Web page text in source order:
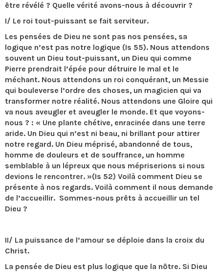
être révélé ? Quelle vérité avons-nous à découvrir ?
I/ Le roi tout-puissant se fait serviteur.
Les pensées de Dieu ne sont pas nos pensées, sa
logique n’est pas notre logique (Is 55). Nous attendons
souvent un Dieu tout-puissant, un Dieu qui comme
Pierre prendrait l’épée pour détruire le mal et le
méchant. Nous attendons un roi conquérant, un Messie
qui bouleverse l’ordre des choses, un magicien qui va
transformer notre réalité. Nous attendons une Gloire qui
va nous aveugler et aveugler le monde. Et que voyons-
nous ? : « Une plante chétive, enracinée dans une terre
aride. Un Dieu qui n’est ni beau, ni brillant pour attirer
notre regard. Un Dieu méprisé, abandonné de tous,
homme de douleurs et de souffrance, un homme
semblable à un lépreux que nous mépriserions si nous
devions le rencontrer. »(Is 52) Voilà comment Dieu se
présente à nos regards. Voilà comment il nous demande
de l’accueillir. Sommes-nous prêts à accueillir un tel
Dieu ?
II/ La puissance de l’amour se déploie dans la croix du
Christ.
La pensée de Dieu est plus logique que la nôtre. Si Dieu